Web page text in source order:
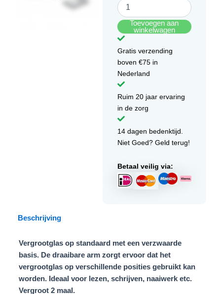
aantal
Toevoegen aan
winkelwagen
Gratis verzending
boven €75 in
Nederland
Ruim 20 jaar ervaring
in de zorg
14 dagen bedenktijd.
Niet Goed? Geld terug!
Betaal veilig via:
Beschrijving
Vergrootglas op standaard met een verzwaarde
basis. De draaibare arm zorgt ervoor dat het
vergrootglas op verschillende posities gebruikt kan
worden. Ideaal voor lezen, schrijven, naaiwerk etc.
Vergroot 2 maal.